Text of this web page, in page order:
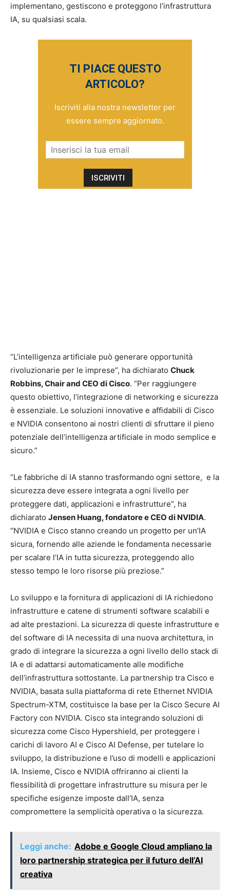
implementano, gestiscono e proteggono l’infrastruttura
IA, su qualsiasi scala.
TI PIACE QUESTO
ARTICOLO?
Iscriviti alla nostra newsletter per
essere sempre aggiornato.
“L’intelligenza artificiale può generare opportunità
rivoluzionarie per le imprese”, ha dichiarato Chuck
Robbins, Chair and CEO di Cisco. “Per raggiungere
questo obiettivo, l’integrazione di networking e sicurezza
è essenziale. Le soluzioni innovative e affidabili di Cisco
e NVIDIA consentono ai nostri clienti di sfruttare il pieno
potenziale dell’intelligenza artificiale in modo semplice e
sicuro.”
“Le fabbriche di IA stanno trasformando ogni settore, e la
sicurezza deve essere integrata a ogni livello per
proteggere dati, applicazioni e infrastrutture”, ha
dichiarato Jensen Huang, fondatore e CEO di NVIDIA.
“NVIDIA e Cisco stanno creando un progetto per un’IA
sicura, fornendo alle aziende le fondamenta necessarie
per scalare l’IA in tutta sicurezza, proteggendo allo
stesso tempo le loro risorse più preziose.”
Lo sviluppo e la fornitura di applicazioni di IA richiedono
infrastrutture e catene di strumenti software scalabili e
ad alte prestazioni. La sicurezza di queste infrastrutture e
del software di IA necessita di una nuova architettura, in
grado di integrare la sicurezza a ogni livello dello stack di
IA e di adattarsi automaticamente alle modifiche
dell’infrastruttura sottostante. La partnership tra Cisco e
NVIDIA, basata sulla piattaforma di rete Ethernet NVIDIA
Spectrum-XTM, costituisce la base per la Cisco Secure AI
Factory con NVIDIA. Cisco sta integrando soluzioni di
sicurezza come Cisco Hypershield, per proteggere i
carichi di lavoro AI e Cisco AI Defense, per tutelare lo
sviluppo, la distribuzione e l’uso di modelli e applicazioni
IA. Insieme, Cisco e NVIDIA offriranno ai clienti la
flessibilità di progettare infrastrutture su misura per le
specifiche esigenze imposte dall’IA, senza
compromettere la semplicità operativa o la sicurezza.
Leggi anche: Adobe e Google Cloud ampliano la
loro partnership strategica per il futuro dell’AI
creativa